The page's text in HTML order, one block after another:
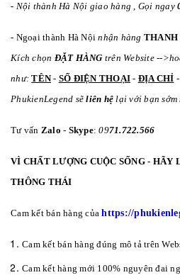
- Nội thành Hà Nội giao hàng , Gọi ngay
- Ngoại thành Hà Nộinhận hàng THANH
Kích chọn ĐẶT HÀNGtrên Website --
như:TÊN- SỐ ĐIỆN THOẠI - ĐỊA CHỈ
PhukienLegend sẽliên hệ lại với bạn sớm
Tư vấn Zalo - Skype:0971.722.566
VÌ CHẤT LƯỢNG CUỘC SỐNG - HÃY
THÔNG THÁI
Cam kết bán hàng củahttps://
Cam kết bán hàng đúng mô tả trên
Cam kết hàng mới 100% nguyên đai